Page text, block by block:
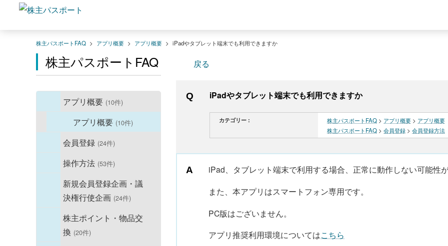
株主パスポートFAQ > アプリ概要 > アプリ概要 > iPadやタブレット端末でも利用できますか
株主パスポートFAQ
アプリ概要 (10件)
アプリ概要 (10件)
会員登録 (24件)
操作方法 (53件)
新規会員登録企画・議
決権行使企画 (24件)
株主ポイント・物品交
換 (20件)
戻る
iPadやタブレット端末でも利用できますか
カテゴリー : 株主パスポートFAQ> アプリ概要> アプリ概要
株主パスポートFAQ> 会員登録> 会員登録方法
iPad、タブレット端末で利用する場合、正常に動作しない可能性が
また、本アプリはスマートフォン専用です。
PC版はございません。
アプリ推奨利用環境についてはこちら